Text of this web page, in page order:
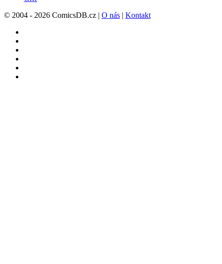
© 2004 - 2026 ComicsDB.cz | O nás | Kontakt